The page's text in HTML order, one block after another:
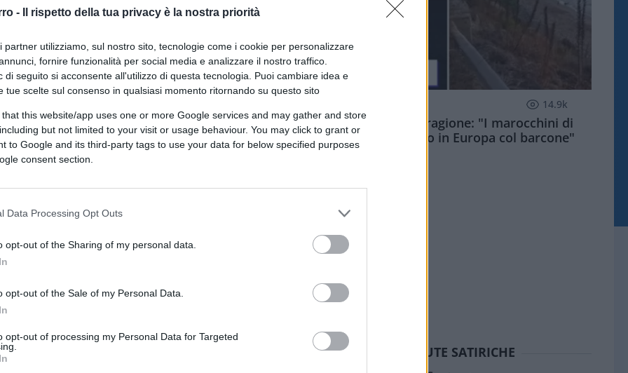
- Il rispetto della tua privacy è la nostra priorità
partner utilizziamo, sul nostro sito, tecnologie come i cookie per personalizzare
fornire funzionalità per social media e analizzare il nostro traffico.
di seguito si acconsente all'utilizzo di questa tecnologia. Puoi cambiare idea e
tue scelte sul consenso in qualsiasi momento ritornando su questo sito
that this website/app uses one or more Google services and may gather and store
but not limited to your visit or usage behaviour. You may click to grant or
to Google and its third-party tags to use your data for below specified purposes
consent section.
Data Processing Opt Outs
opt-out of the Sharing of my personal data.
opt-out of the Sale of my Personal Data.
opt-out of processing my Personal Data for Targeted
Bergsma tramite Canva.com
su Google
chiamato Uee le sue follie
Ora le stesse, identiche cose
14.9k
Meloni aveva ragione: "I marocchini di
Ceuta sbarcano in Europa col barcone"
SEDUTE SATIRICHE